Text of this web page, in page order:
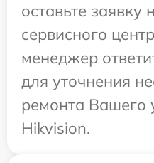
оставьте заявку
сервисного
менеджер
для уточнения
ремонта Вашего
Hikvision.